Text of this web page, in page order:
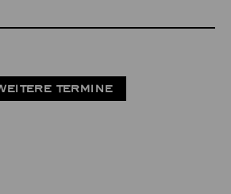
TERMINE